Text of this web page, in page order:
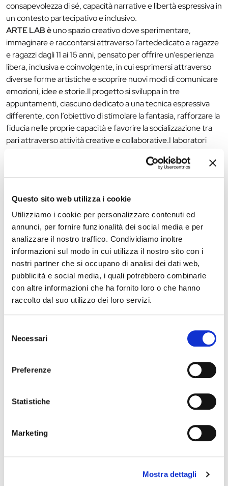
Questo sito web utilizza i cookie
Utilizziamo i cookie per personalizzare contenuti ed
annunci, per fornire funzionalità dei social media e per
analizzare il nostro traffico. Condividiamo inoltre
informazioni sul modo in cui utilizza il nostro sito con i
nostri partner che si occupano di analisi dei dati web,
pubblicità e social media, i quali potrebbero combinarle
con altre informazioni che ha fornito loro o che hanno
raccolto dal suo utilizzo dei loro servizi.
delNecessari
Preferenze
Statistiche
Marketing
Mostra dettagli
consapevolezza di sé, capacità narrative e libertà espressiva in
un contesto partecipativo e inclusivo.
ARTE LAB èuno spazio creativo dove sperimentare,
immaginare e raccontarsi attraverso l’artededicato a ragazze
e ragazzi dagli 11 ai 16 anni, pensato per offrire un’esperienza
libera, inclusiva e coinvolgente, in cui esprimersi attraverso
diverse forme artistiche e scoprire nuovi modi di comunicare
emozioni, idee e storie.Il progetto si sviluppa in tre
appuntamenti, ciascuno dedicato a una tecnica espressiva
differente, con l’obiettivo di stimolare la fantasia, rafforzare la
fiducia nelle proprie capacità e favorire la socializzazione tra
pari attraverso attività creative e collaborative.I laboratori
collaboratori coinvolti nelle attività culturali della biblioteca.
Ogni incontro proporrà esperienze manuali, narrative e
ragazzi in un ambiente accogliente e accessibile.
Partecipazione gratuita con iscrizione obbligatoria
0532 418280
info.bassani@comune.fe.it
The editorial team is not responsible for any inaccuracies or
changes in the program of events reported. In case of
cancellation, variation, modification of the information of an